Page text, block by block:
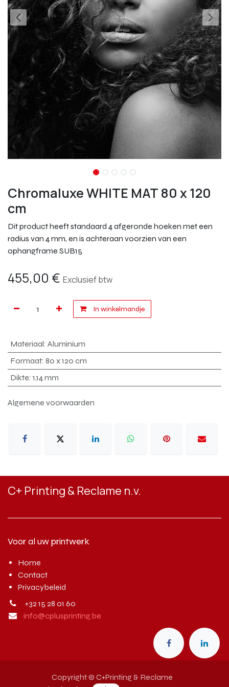
Chromaluxe WHITE MAT 80 x 120
cm
Dit product heeft standaard 4 afgeronde hoeken met een
radius van 4 mm, en is achteraan voorzien van een
ophangframe SUB15
455,00 € Exclusief btw
In winkelmandje
Materiaal: Aluminium
Formaat: 80 x 120 cm
Dikte: 1,14 mm
Algemene voorwaarden
C+ Printing & Reclame n.v.
Voor al uw printwerk
Home
Contact
Privacybeleid
+32 15 28 01 60
info@cplusprinting.be
Copyright © C+Printing & Reclame